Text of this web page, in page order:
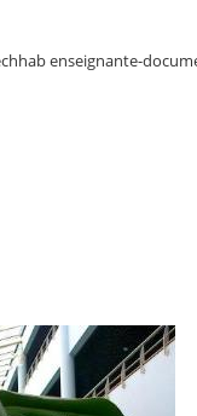
enseignante-